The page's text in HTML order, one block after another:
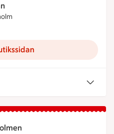
är öppen nu, stänger klockan